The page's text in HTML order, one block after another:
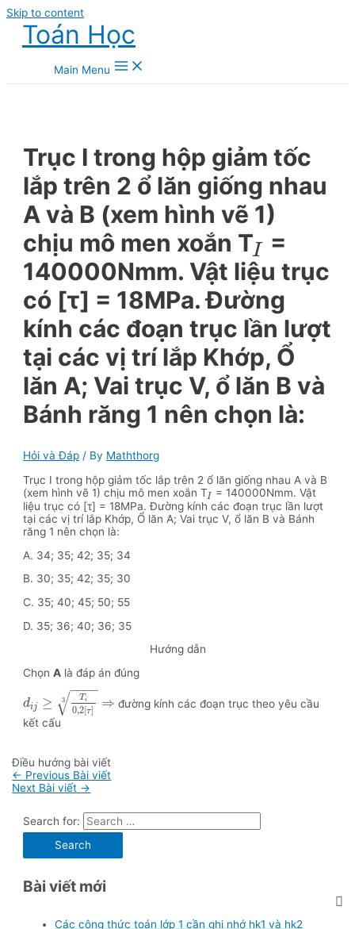
Skip to content
Toán Học
Main Menu
Trục I trong hộp giảm tốc
lắp trên 2 ổ lăn giống nhau
A và B (xem hình vẽ 1)
chịu mô men xoắn TI =
140000Nmm. Vật liệu trục
có [τ] = 18MPa. Đường
kính các đoạn trục lần lượt
tại các vị trí lắp Khớp, Ổ
lăn A; Vai trục V, ổ lăn B và
Bánh răng 1 nên chọn là:
Hỏi và Đáp / By Maththorg
Trục I trong hộp giảm tốc lắp trên 2 ổ lăn giống nhau A và B
(xem hình vẽ 1) chịu mô men xoắn TI = 140000Nmm. Vật
liệu trục có [τ] = 18MPa. Đường kính các đoạn trục lần lượt
tại các vị trí lắp Khớp, Ổ lăn A; Vai trục V, ổ lăn B và Bánh
răng 1 nên chọn là:
A. 34; 35; 42; 35; 34
B. 30; 35; 42; 35; 30
C. 35; 40; 45; 50; 55
D. 35; 36; 40; 36; 35
Hướng dẫn
ChọnA là đáp án đúng
dij ≥ Ti
0,2[τ]
− −
−−
√
3 ⇒ đường kính các đoạn trục theo yêu cầu
kết cấu
Điều hướng bài viết
← Previous Bài viết
Next Bài viết →
Search for:
Bài viết mới
Các công thức toán lớp 1 cần ghi nhớ hk1 và hk2